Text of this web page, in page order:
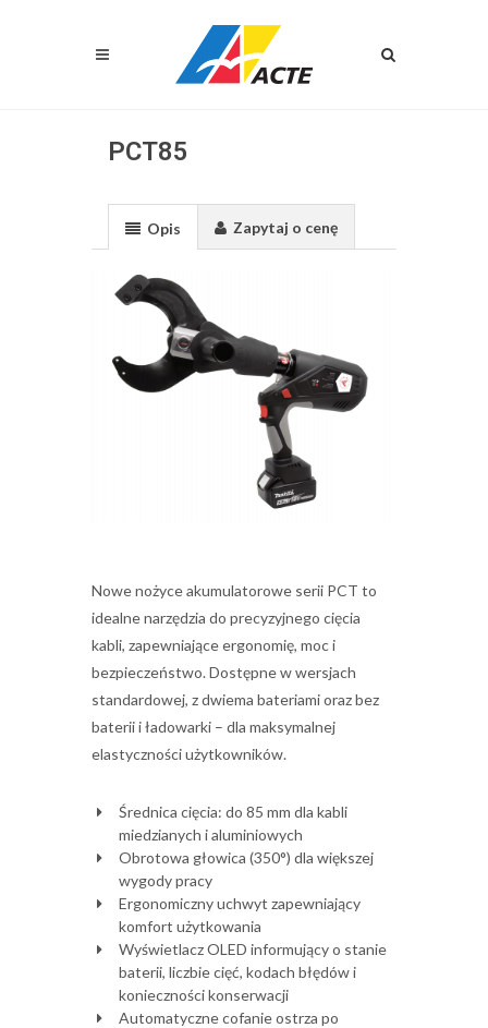
PCT85
Opis Zapytaj o cenę
Nowe nożyce akumulatorowe serii PCT to
idealne narzędzia do precyzyjnego cięcia
kabli, zapewniające ergonomię, moc i
bezpieczeństwo. Dostępne w wersjach
standardowej, z dwiema bateriami oraz bez
baterii i ładowarki – dla maksymalnej
elastyczności użytkowników.
Średnica cięcia: do 85 mm dla kabli
miedzianych i aluminiowych
Obrotowa głowica (350°) dla większej
wygody pracy
Ergonomiczny uchwyt zapewniający
komfort użytkowania
Wyświetlacz OLED informujący o stanie
baterii, liczbie cięć, kodach błędów i
konieczności konserwacji
Automatyczne cofanie ostrza po